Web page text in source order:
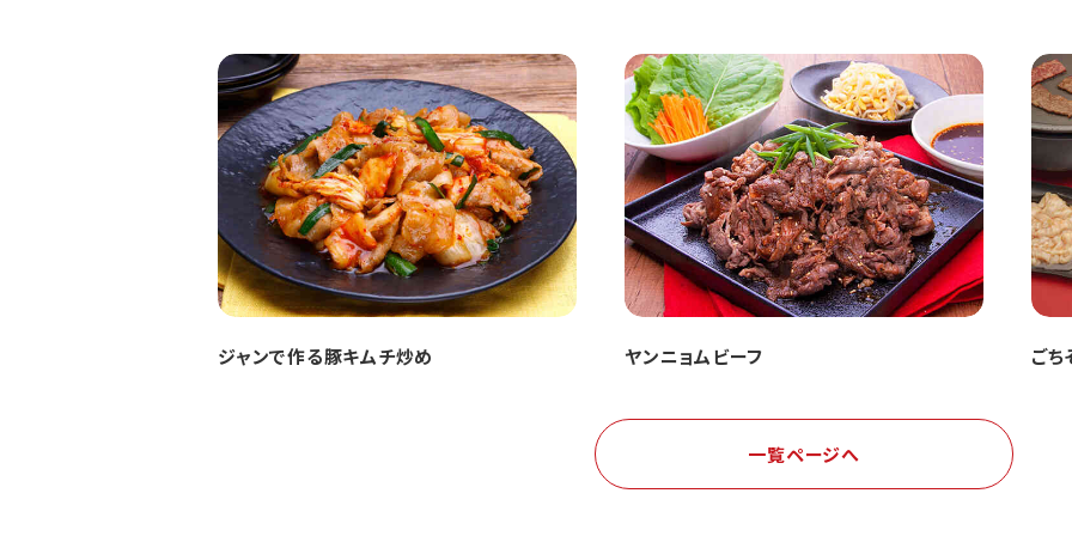
ジャンで作る豚キムチ炒め ヤンニョムビーフ ごち
一覧ページへ